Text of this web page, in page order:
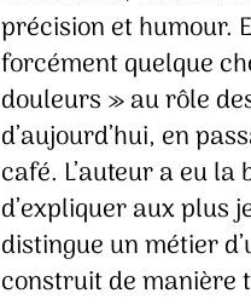
précision et humour.
forcément quelque
douleurs » au rôle
d’aujourd’hui, en
café. L’auteur a eu
d’expliquer aux plus
distingue un métier
construit de manière